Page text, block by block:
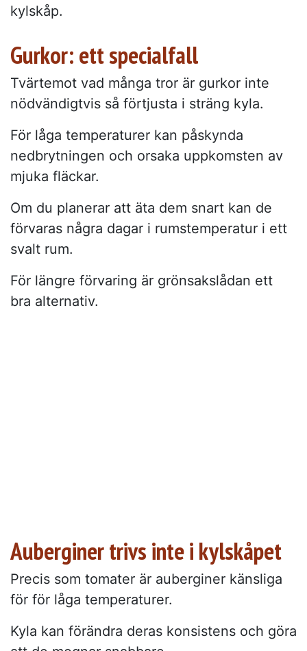
kylskåp.
Gurkor: ett specialfall
Tvärtemot vad många tror är gurkor inte
nödvändigtvis så förtjusta i sträng kyla.
För låga temperaturer kan påskynda
nedbrytningen och orsaka uppkomsten av
mjuka fläckar.
Om du planerar att äta dem snart kan de
förvaras några dagar i rumstemperatur i ett
svalt rum.
För längre förvaring är grönsakslådan ett
bra alternativ.
Auberginer trivs inte i kylskåpet
Precis som tomater är auberginer känsliga
för för låga temperaturer.
Kyla kan förändra deras konsistens och göra